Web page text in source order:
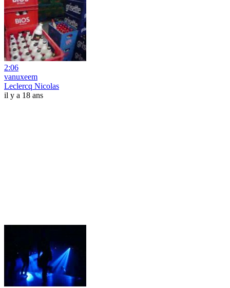
2:06
vanuxeem
Leclercq Nicolas
il y a 18 ans